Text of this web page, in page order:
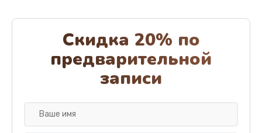
Заказать
Ремонт или замена проводки
700 руб.
Заказать
Замена ТЭНа кофемашины Xiaomi
Скидка 20% по
предварительной
записи